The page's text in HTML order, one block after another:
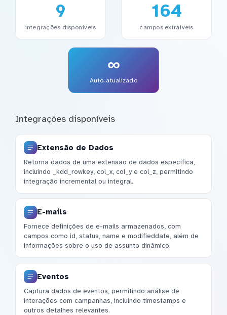
9
integrações disponíveis
164
campos extraíveis
∞
Auto-atualizado
Integrações disponíveis
Extensão de Dados
Retorna dados de uma extensão de dados específica,
incluindo _kdd_rowkey, col_x, col_y e col_z, permitindo
integração incremental ou integral.
E-mails
Fornece definições de e-mails armazenados, com
campos como id, status, name e modifieddate, além de
informações sobre o uso de assunto dinâmico.
Eventos
Captura dados de eventos, permitindo análise de
interações com campanhas, incluindo timestamps e
outros detalhes relevantes.